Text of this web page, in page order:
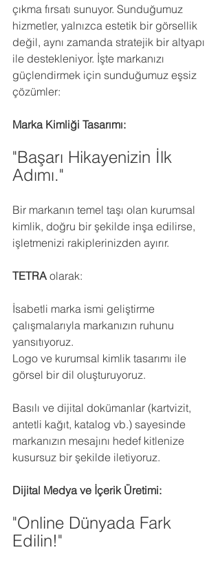
çıkma fırsatı sunuyor. Sunduğumuz
hizmetler, yalnızca estetik bir görsellik
değil, aynı zamanda stratejik bir altyapı
ile destekleniyor. İşte markanızı
güçlendirmek için sunduğumuz eşsiz
çözümler:
Marka Kimliği Tasarımı:
"Başarı Hikayenizin İlk
Adımı."
Bir markanın temel taşı olan kurumsal
kimlik, doğru bir şekilde inşa edilirse,
işletmenizi rakiplerinizden ayırır.
TETRA olarak:
İsabetli marka ismi geliştirme
çalışmalarıyla markanızın ruhunu
yansıtıyoruz.
Logo ve kurumsal kimlik tasarımı ile
görsel bir dil oluşturuyoruz.
Basılı ve dijital dokümanlar (kartvizit,
antetli kağıt, katalog vb.) sayesinde
markanızın mesajını hedef kitlenize
kusursuz bir şekilde iletiyoruz.
Dijital Medya ve İçerik Üretimi:
"Online Dünyada Fark
Edilin!"